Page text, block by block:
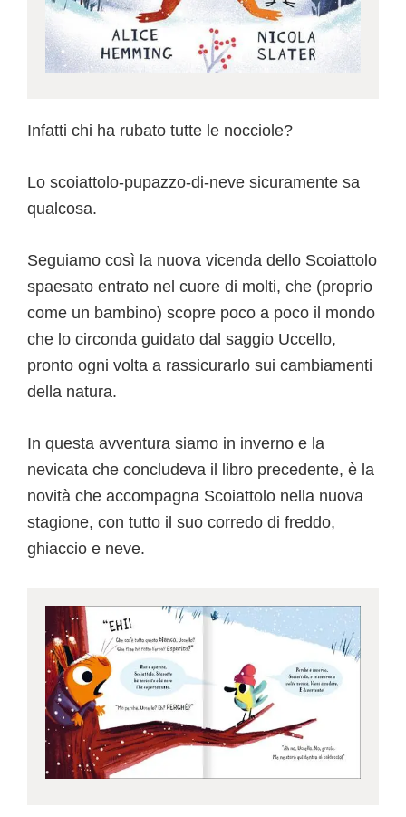
Infatti chi ha rubato tutte le nocciole?
Lo scoiattolo-pupazzo-di-neve sicuramente sa
qualcosa.
Seguiamo così la nuova vicenda dello Scoiattolo
spaesato entrato nel cuore di molti, che (proprio
come un bambino) scopre poco a poco il mondo
che lo circonda guidato dal saggio Uccello,
pronto ogni volta a rassicurarlo sui cambiamenti
della natura.
In questa avventura siamo in inverno e la
nevicata che concludeva il libro precedente, è la
novità che accompagna Scoiattolo nella nuova
stagione, con tutto il suo corredo di freddo,
ghiaccio e neve.